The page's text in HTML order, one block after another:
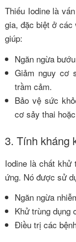
Thiếu Iodine là
gia, đặc biệt ở các
giúp:
Ngăn ngừa
Giảm nguy cơ
trầm cảm.
Bảo vệ sức
cơ sảy thai
3. Tính kháng
Iodine là chất
ứng. Nó được sử
Ngăn ngừa
Khử trùng dụng
Điều trị các